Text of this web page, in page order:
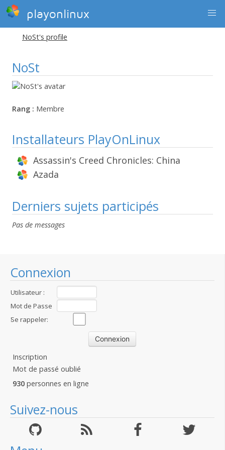
playonlinux
Connexion
Utilisateur :
Mot de Passe
:Se rappeler:
Inscription
Mot de passé oublié
930 personnes en ligne
Suivez-nous
NoSt's profile
NoSt
Rang : Membre
Installateurs PlayOnLinux
Assassin's Creed Chronicles: China
Azada
Derniers sujets participés
Pas de messages